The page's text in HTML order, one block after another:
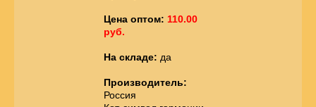
Цена оптом: 110.00
руб.
На складе: да
Производитель:
Россия